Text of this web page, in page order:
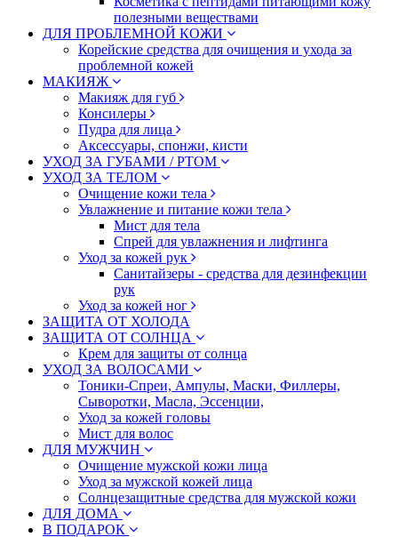
полезными веществами
ДЛЯ ПРОБЛЕМНОЙ КОЖИ
Корейские средства для очищения и ухода за
проблемной кожей
МАКИЯЖ
Макияж для губ
Консилеры
Пудра для лица
Аксессуары, спонжи, кисти
УХОД ЗА ГУБАМИ / РТОМ
УХОД ЗА ТЕЛОМ
Очищение кожи тела
Увлажнение и питание кожи тела
Мист для тела
Спрей для увлажнения и лифтинга
Уход за кожей рук
Санитайзеры - средства для дезинфекции
рук
Уход за кожей ног
ЗАЩИТА ОТ ХОЛОДА
ЗАЩИТА ОТ СОЛНЦА
Крем для защиты от солнца
УХОД ЗА ВОЛОСАМИ
Тоники-Спреи, Ампулы, Маски, Филлеры,
Сыворотки, Масла, Эссенции,
Уход за кожей головы
Мист для волос
ДЛЯ МУЖЧИН
Очищение мужской кожи лица
Уход за мужской кожей лица
Солнцезащитные средства для мужской кожи
ДЛЯ ДОМА
В ПОДАРОК